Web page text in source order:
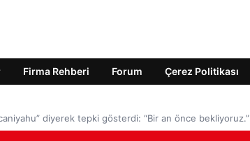
Firma Rehberi Forum Çerez Politikası
diyerek tepki gösterdi: “Bir an önce bekliyoruz.”